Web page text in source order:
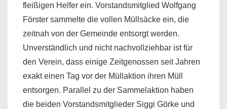
fleißigen Helfer ein. Vorstandsmitglied Wolfgang
Förster sammelte die vollen Müllsäcke ein, die
zeitnah von der Gemeinde entsorgt werden.
Unverständlich und nicht nachvollziehbar ist für
den Verein, dass einige Zeitgenossen seit Jahren
exakt einen Tag vor der Müllaktion ihren Müll
entsorgen. Parallel zu der Sammelaktion haben
die beiden Vorstandsmitglieder Siggi Görke und